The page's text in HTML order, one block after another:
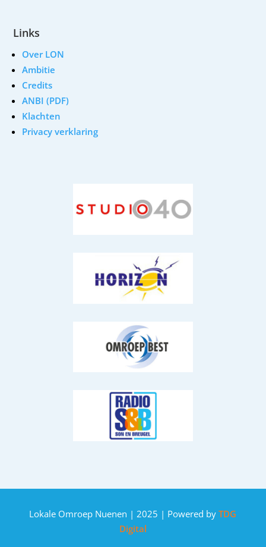
Links
Over LON
Ambitie
Credits
ANBI (PDF)
Klachten
Privacy verklaring
Lokale Omroep Nuenen | 2025 | Powered by TDG
Digital